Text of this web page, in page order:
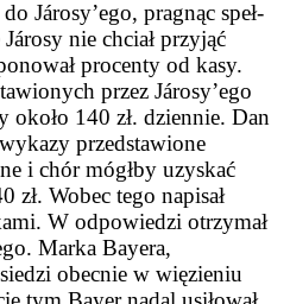
Járosy’ego, pragnąc speł­
nie chciał przyjąć
procenty od kasy.
przez Járosy’ego
około 140 zł. dziennie. Dan
przedstawione
i chór mógłby uzyskać
zł. Wobec te­go napisał
W odpowiedzi otrzymał
Marka Bayera,
obecnie w więzieniu